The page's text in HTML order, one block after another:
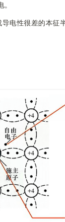
电性很差的本征